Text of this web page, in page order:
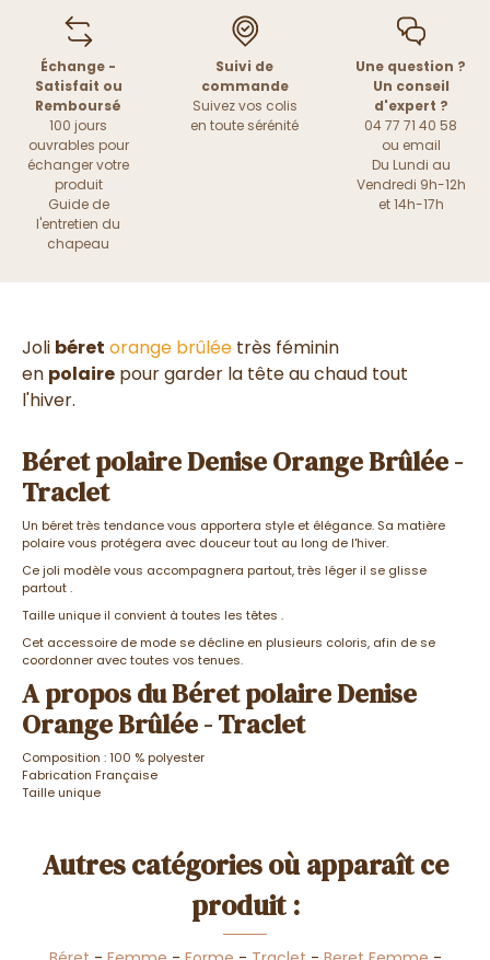
Échange -
Satisfait ou
Remboursé
100 jours
ouvrables pour
échanger votre
produit
Guide de
l'entretien du
chapeau
Suivi de
commande
Suivez vos colis
en toute sérénité
Une question ?
Un conseil
d'expert ?
04 77 71 40 58
ou email
Du Lundi au
Vendredi 9h-12h
et 14h-17h
Joli béret orange brûlée très féminin
en polaire pour garder la tête au chaud tout
l'hiver.
Béret polaire Denise Orange Brûlée -
Traclet
Un béret très tendance vous apportera style et élégance. Sa matière
polaire vous protégera avec douceur tout au long de l'hiver.
Ce joli modèle vous accompagnera partout, très léger il se glisse
partout .
Taille unique il convient à toutes les têtes .
Cet accessoire de mode se décline en plusieurs coloris, afin de se
coordonner avec toutes vos tenues.
A propos du Béret polaire Denise
Orange Brûlée - Traclet
Composition : 100 % polyester
Fabrication Française
Taille unique
Autres catégories où apparaît ce
produit :